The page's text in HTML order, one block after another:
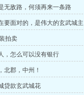
无敌路，何须再来一条路
要面对的，是伟大的玄武城主
拍卖
，怎么可以没有银行
北郡，中州！
贷款玄武城花